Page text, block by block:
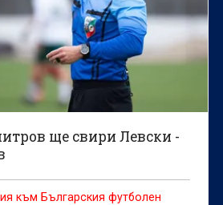
ще свири Левски -
към Българския футболен